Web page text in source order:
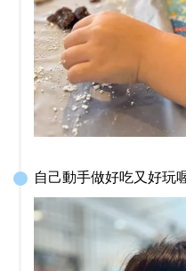
自己動手做好吃又好玩